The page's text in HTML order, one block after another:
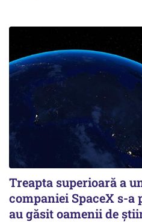
Treapta superioară a
companiei SpaceX s-a
au găsit oamenii de